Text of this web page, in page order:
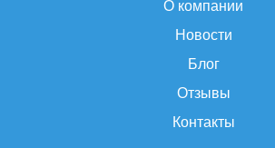
О компании
Новости
Блог
Отзывы
Контакты